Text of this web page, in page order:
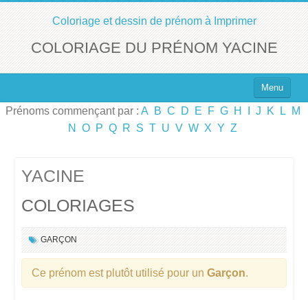
Coloriage et dessin de prénom à Imprimer
COLORIAGE DU PRÉNOM YACINE
Menu
Top 100 des Prénoms
Prénoms commençant par : A B C D E F G H J K L
M
N
O P Q R S T U V W X Y Z
YACINE
COLORIAGES
GARÇON
Ce prénom est plutôt utilisé pour un Garçon.